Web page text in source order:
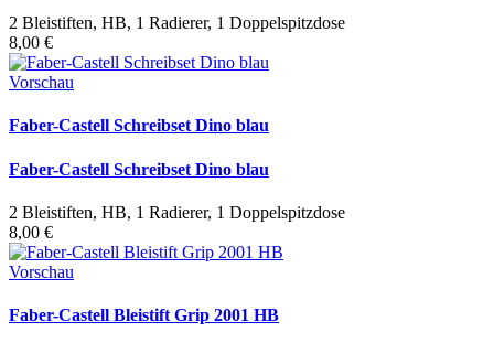
2 Bleistiften, HB, 1 Radierer, 1 Doppelspitzdose
8,00 €
Vorschau
Faber-Castell Schreibset Dino blau
Faber-Castell Schreibset Dino blau
2 Bleistiften, HB, 1 Radierer, 1 Doppelspitzdose
8,00 €
Vorschau
Faber-Castell Bleistift Grip 2001 HB